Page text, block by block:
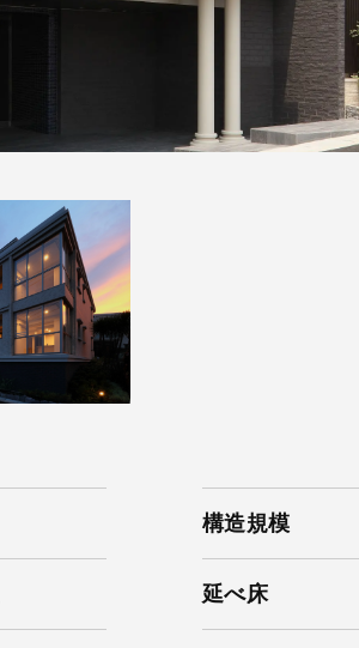
構造規模
延べ床